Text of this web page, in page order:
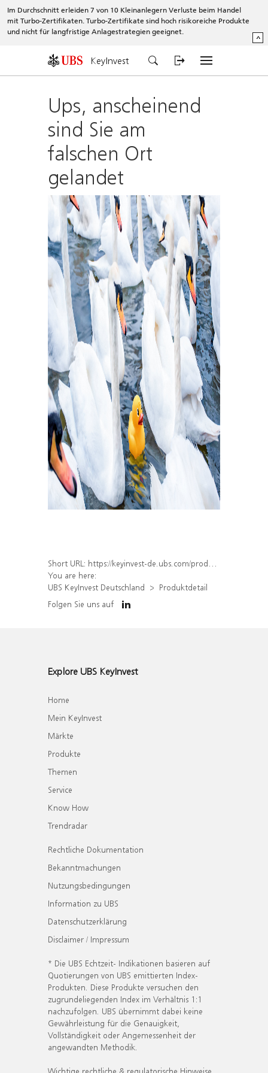
Im Durchschnitt erleiden 7 von 10 Kleinanlegern Verluste beim Handel
mit Turbo-Zertifikaten. Turbo-Zertifikate sind hoch risikoreiche Produkte
und nicht für langfristige Anlagestrategien geeignet.
^
KeyInvest
Ups, anscheinend
sind Sie am
falschen Ort
gelandet
Short URL: https://keyinvest-de.ubs.com/produkt/detail/index/isin/DE000WA8UPR4
You are here:
UBS KeyInvest Deutschland
Produktdetail
Folgen Sie uns auf
Explore UBS KeyInvest
Home
Mein KeyInvest
Märkte
Produkte
Themen
Service
Know How
Trendradar
Rechtliche Dokumentation
Bekanntmachungen
Nutzungsbedingungen
Information zu UBS
Datenschutzerklärung
Disclaimer / Impressum
* Die UBS Echtzeit- Indikationen basieren auf
Quotierungen von UBS emittierten Index-
Produkten. Diese Produkte versuchen den
zugrundeliegenden Index im Verhältnis 1:1
nachzufolgen. UBS übernimmt dabei keine
Gewährleistung für die Genauigkeit,
Vollständigkeit oder Angemessenheit der
angewandten Methodik.